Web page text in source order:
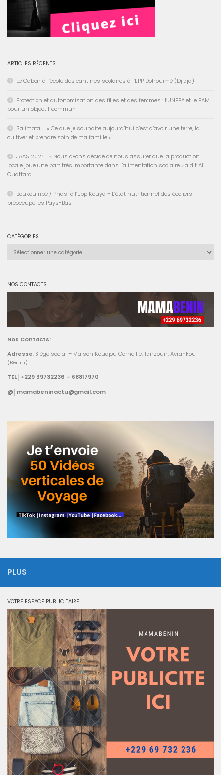
ARTICLES RÉCENTS
Le Gabon à l’école des cantines scolaires à l’EPP Dohouimè (Djidja)
Protection et autonomisation des filles et des femmes : l’UNFPA et le PAM
pour un objectif commun
Salimata – « Ce que je souhaite aujourd’hui c’est d’avoir une terre, la
cultiver et prendre soin de ma famille »
JAAS 2024 | « Nous avons décidé de nous assurer que la production
locale joue une part très importante dans l’alimentation scolaire » a dit Ali
Ouattara
Boukoumbé / Pnasi à l’Epp Kouya – L’état nutritionnel des écoliers
préoccupe les Pays-Bas
CATÉGORIES
NOS CONTACTS
Nos Contacts:
Adresse: Siège social – Maison Koudjou Corneille, Tanzoun, Avrankou
(Bénin).
TEL│+229 69732236 – 68817970
@│mamabeninactu@gmail.com
PLUS
VOTRE ESPACE PUBLICITAIRE